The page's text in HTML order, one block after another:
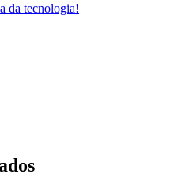
da tecnologia!